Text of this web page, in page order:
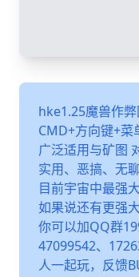
hke1.25魔兽作
CMD+方向键+菜
广泛适用与矿图
实用、恶搞、无
目前宇宙中最强
如果说还有更强
你可以加QQ群
47099542、
人一起玩，反馈